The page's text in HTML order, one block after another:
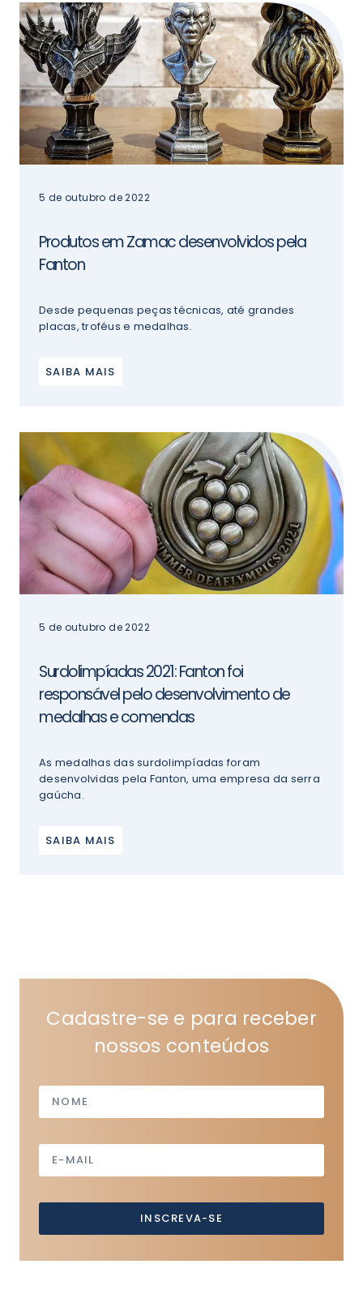
Produtos em Zamac desenvolvidos pela
Fanton
5 de outubro de 2022
Desde pequenas peças técnicas, até grandes
placas, troféus e medalhas.
SAIBA MAIS
Surdolimpíadas 2021: Fanton foi
responsável pelo desenvolvimento de
medalhas e comendas
5 de outubro de 2022
As medalhas das surdolimpíadas foram
desenvolvidas pela Fanton, uma empresa da serra
gaúcha.
SAIBA MAIS
Cadastre-se e para receber
nossos conteúdos
INSCREVA-SE